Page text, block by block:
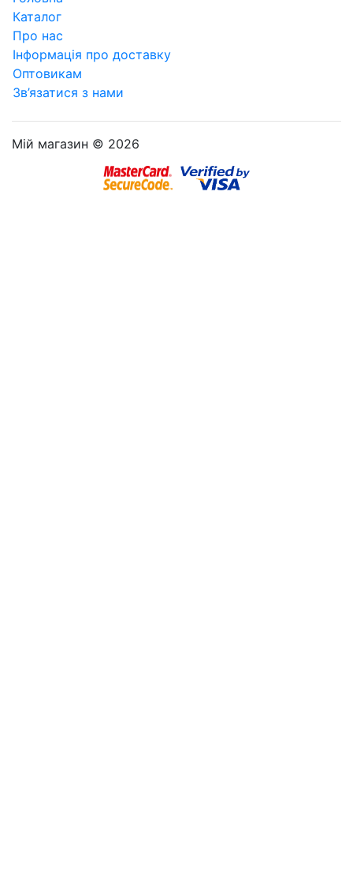
Каталог
Про нас
Інформація про доставку
Оптовикам
Зв’язатися з нами
Мій магазин © 2026